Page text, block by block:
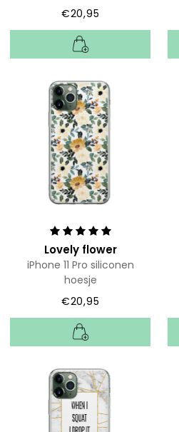
€20,95
Lovely flower
iPhone 11 Pro siliconen
hoesje
€20,95